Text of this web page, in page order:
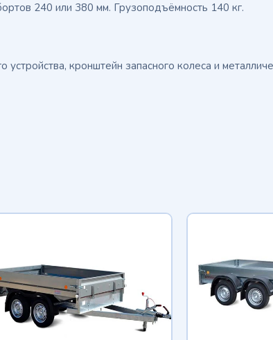
240 или 380 мм. Грузоподъёмность 140 кг.
кронштейн запасного колеса и